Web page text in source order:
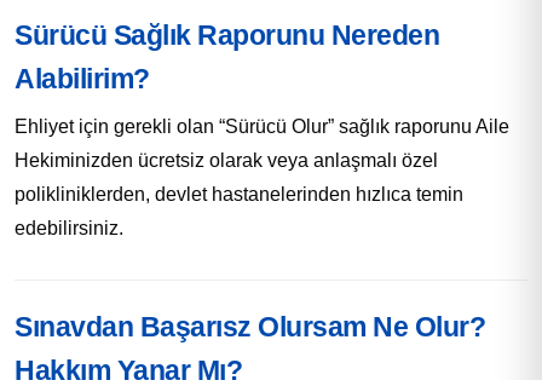
Sürücü Sağlık Raporunu Nereden
Alabilirim?
Ehliyet için gerekli olan “Sürücü Olur” sağlık raporunu Aile
Hekiminizden ücretsiz olarak veya anlaşmalı özel
polikliniklerden, devlet hastanelerinden hızlıca temin
edebilirsiniz.
Sınavdan Başarısz Olursam Ne Olur?
Hakkım Yanar Mı?